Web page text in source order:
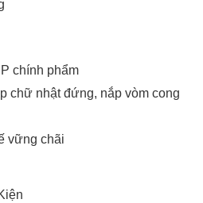
chính phẩm
chữ nhật đứng, nắp vòm cong
vững chãi